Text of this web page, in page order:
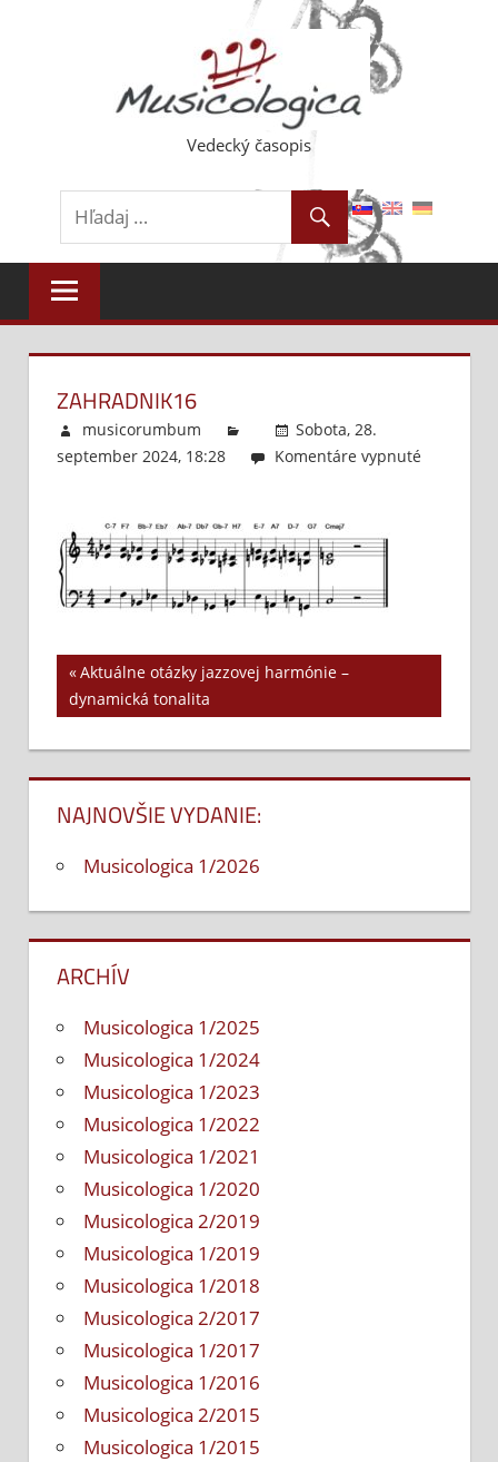
Vedecký časopis
ZAHRADNIK16
musicorumbum
Sobota, 28.
september 2024, 18:28
Komentáre vypnuté
Navigácia
v
článku
Previous
Post:
Aktuálne otázky jazzovej harmónie –
dynamická tonalita
NAJNOVŠIE VYDANIE:
Musicologica 1/2026
ARCHÍV
Musicologica 1/2025
Musicologica 1/2024
Musicologica 1/2023
Musicologica 1/2022
Musicologica 1/2021
Musicologica 1/2020
Musicologica 2/2019
Musicologica 1/2019
Musicologica 1/2018
Musicologica 2/2017
Musicologica 1/2017
Musicologica 1/2016
Musicologica 2/2015
Musicologica 1/2015